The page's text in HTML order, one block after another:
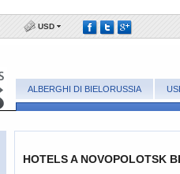
USD
ALBERGHI DI BIELORUSSIA
HOTELS A NOVOPOLOTSK